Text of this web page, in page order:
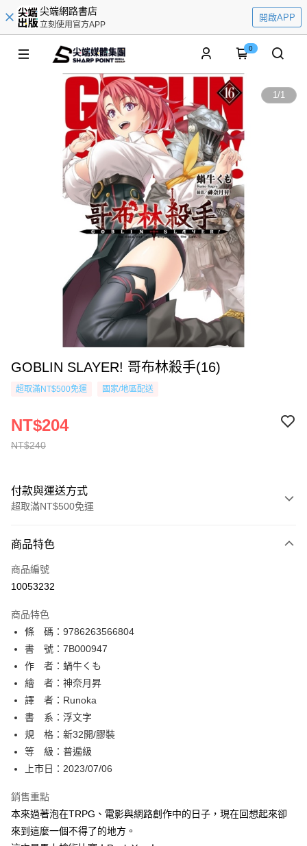
尖端網路書店
立刻使用官方APP
開啟APP
0
1/1
GOBLIN SLAYER! 哥布林殺手(16)
超取滿NT$500免運 國家/地區配送
NT$240
NT$204
付款與運送方式
超取滿NT$500免運
信用卡一次付款
超商取貨付款
相關說明
【關於「AFTEE先享後付」】
AFTEE先享後付是「在收到商品之後才付款」的支付方式。 讓您購物簡單
便利好安心！
１．簡單：不需註冊會員、不需綁卡、不需儲值。
２．便利：只要手機號碼，簡訊認證，即可結帳。
３．安心：先確認商品／服務後，再付款。
【「AFTEE先享後付」結帳流程】
１．於結帳方式選擇「AFTEE先享後付」後，將跳轉至「AFTEE先享後付」
結帳頁面，進行簡訊認證並確認金額後，即可完成結帳。
２．訂單成立數日內，您將收到繳費通知簡訊。
３．收到繳費通知簡訊後14天內，點擊此簡訊中的連結，可透過四大超商／
※ 請注意：結帳手續完成當下不需立刻繳費，但若您需要取消訂單，請聯絡
購買商品的店家。未經商家同意取消之訂單仍視為有效，需透過AFTEE先享
後付繳納相關費用。
※ 交易是否成功請以「AFTEE先享後付 」之結帳頁面顯示為準，若有關於
ATM付款
運送方式
全家取貨付款
每筆NT$80，滿NT$500(含以上)免運費
付款後全家取貨
每筆NT$80，滿NT$500(含以上)免運費
每筆NT$80，滿NT$500(含以上)免運費
付款後萊爾富取貨
商品特色
商品編號
10053232
商品特色
條 碼：9786263566804
書 號：7B000947
作 者：蝸牛くも
繪 者：神奈月昇
譯 者：Runoka
書 系：浮文字
規 格：新32開/膠裝
等 級：普遍級
上市日：2023/07/06
銷售重點
本來過著泡在TRPG、電影與網路創作中的日子，現在回想起來卻
來到這麼一個不得了的地方。